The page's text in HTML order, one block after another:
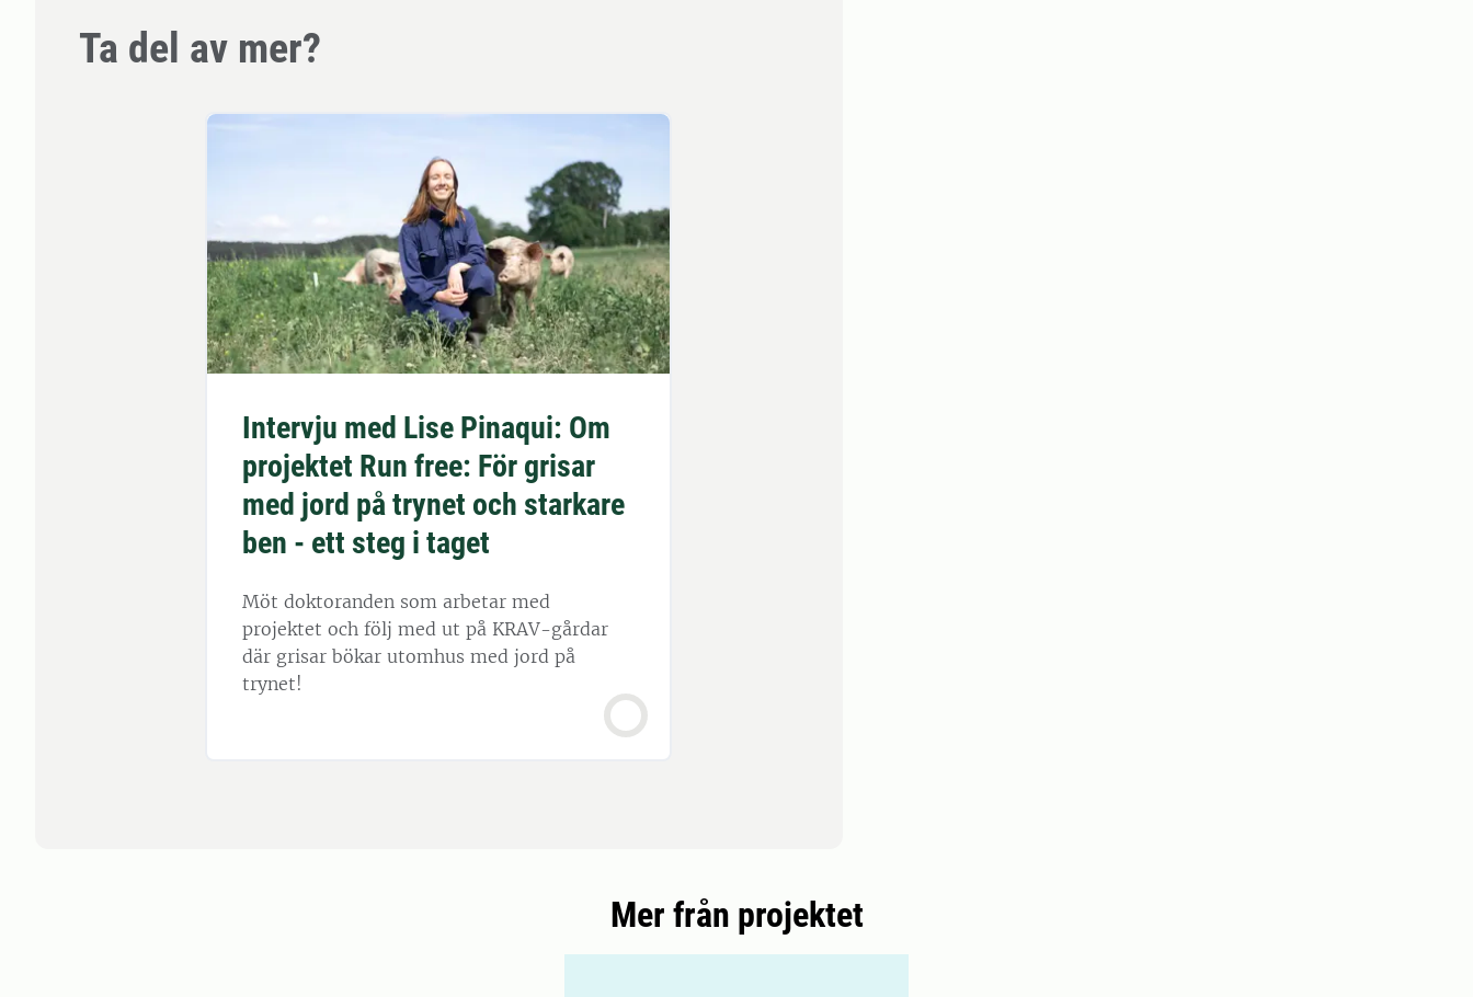
Ta del av mer?
Intervju med Lise Pinaqui: Om
projektet Run free: För grisar
med jord på trynet och starkare
ben - ett steg i taget
Möt doktoranden som arbetar med
projektet och följ med ut på KRAV-gårdar
där grisar bökar utomhus med jord på
trynet!
Mer från projektet